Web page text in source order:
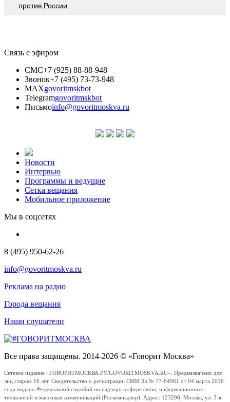
против России
Связь с эфиром
СМС+7 (925) 88-88-948
Звонок+7 (495) 73-73-948
MAXgovoritmskbot
Telegramgovoritmskbot
Письмоinfo@govoritmoskva.ru
Новости
Интервью
Программы и ведущие
Сетка вещания
Мобильное приложение
Мы в соцсетях
8 (495) 950-62-26
info@govoritmoskva.ru
Реклама на радио
Города вещания
Наши слушатели
Все права защищены. 2014-2026 © «Говорит Москва»
Сетевое издание «ГОВОРИТМОСКВА.РУ/GOVORITMOSKVA.RU». Предназначено для
лиц старше 16 лет. Свидетельство о регистрации СМИ Эл № 77-64961 от 04 марта 2016
года выдано Федеральной службой по надзору в сфере связи, информационных
технологий и массовых коммуникаций (Роскомнадзор). Адрес: 123298, Москва, ул. 3-я